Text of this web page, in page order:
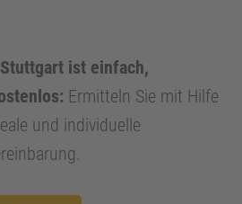
ist einfach,
Ermitteln Sie mit Hilfe
und individuelle